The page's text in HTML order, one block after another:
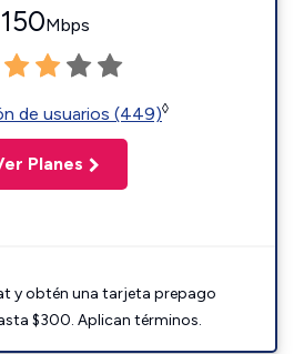
150Mbps
de usuarios (449)◊
Planes
y obtén una tarjeta prepago
$300. Aplican términos.